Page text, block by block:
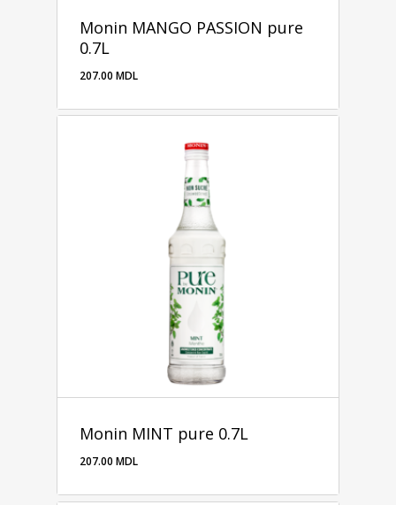
Monin MANGO PASSION pure
0.7L
207.00 MDL
Monin MINT pure 0.7L
207.00 MDL